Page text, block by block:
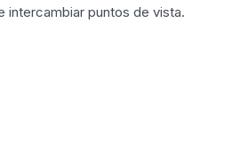
intercambiar puntos de vista.